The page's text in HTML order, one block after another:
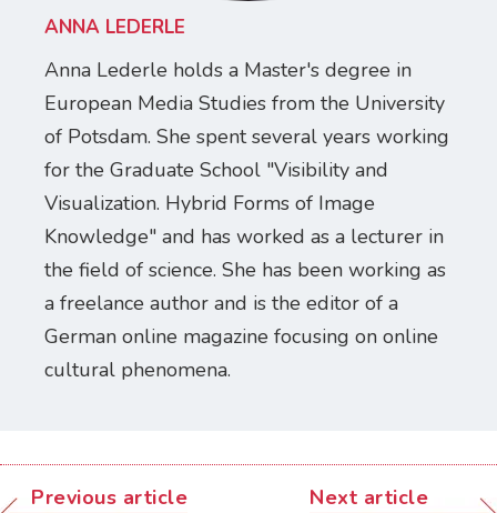
ANNA LEDERLE
Anna Lederle holds a Master's degree in
European Media Studies from the University
of Potsdam. She spent several years working
for the Graduate School "Visibility and
Visualization. Hybrid Forms of Image
Knowledge" and has worked as a lecturer in
the field of science. She has been working as
a freelance author and is the editor of a
German online magazine focusing on online
cultural phenomena.
Previous article Next article